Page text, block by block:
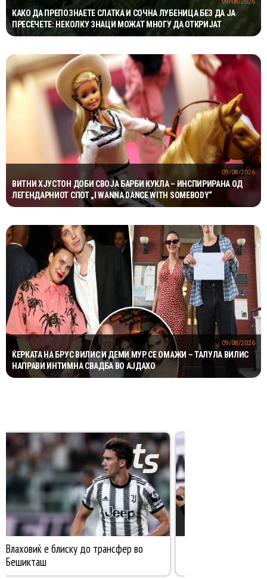
КАКО ДА ПРЕПОЗНАЕТЕ СЛАТКА И СОЧНА ЛУБЕНИЦА БЕЗ ДА ЈА
ПРЕСЕЧЕТЕ: НЕКОЛКУ ЗНАЦИ МОЖАТ МНОГУ ДА ОТКРИЈАТ
09/08/2026
ВИТНИ ХЈУСТОН ДОБИ СВОЈА БАРБИ КУКЛА – ИНСПИРИРАНА ОД
ЛЕГЕНДАРНИОТ СПОТ „I WANNA DANCE WITH SOMEBODY“
09/08/2026
ЌЕРКАТА НА БРУС ВИЛИС И ДЕМИ МУР СЕ ОМАЖИ – ТАЛУЛА ВИЛИС
НАПРАВИ ИНТИМНА СВАДБА ВО АЈДАХО
09/08/2026